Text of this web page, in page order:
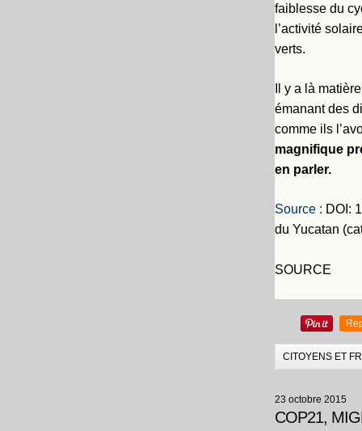
faiblesse du
l’activité
verts.
Il y a là
émanant des
comme ils
magnifique
en parler.
Source : DOI:
du Yucatan
SOURCE
CITOYENS ET
23 octobre 2015
COP21,